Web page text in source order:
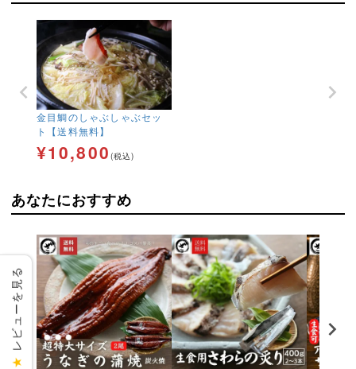
金目鯛のしゃぶしゃぶセッ
ト【送料無料】
¥10,800 (税込)
あなたにおすすめ
★
レビューを見る